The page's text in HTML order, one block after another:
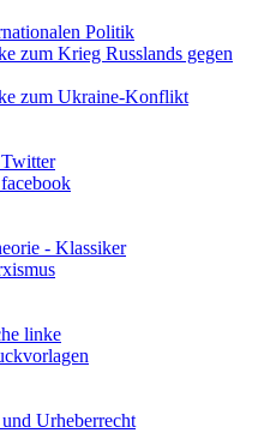
Politik
zum Krieg Russlands gegen
zum Ukraine-Konflikt
- Klassiker
linke
Urheberrecht